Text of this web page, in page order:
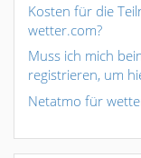
Kosten für die
wetter.com?
Muss ich mich
registrieren, um
Netatmo für